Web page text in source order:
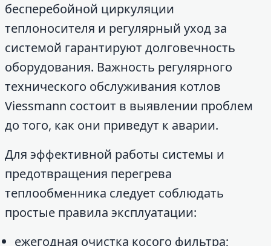
бесперебойной циркуляции
теплоносителя и регулярный уход за
системой гарантируют долговечность
оборудования. Важность регулярного
технического обслуживания котлов
Viessmann состоит в выявлении проблем
до того, как они приведут к аварии.
Для эффективной работы системы и
предотвращения перегрева
теплообменника следует соблюдать
простые правила эксплуатации:
ежегодная очистка косого фильтра;